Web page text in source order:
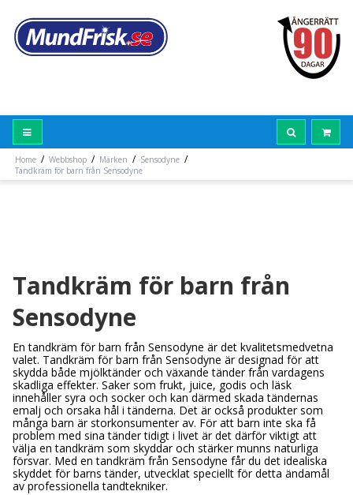
Home / Webbshop / Märken / Sensodyne /
Tandkräm för barn från Sensodyne
Tandkräm för barn från
Sensodyne
En tandkräm för barn från Sensodyne är det kvalitetsmedvetna
valet. Tandkräm för barn från Sensodyne är designad för att
skydda både mjölktänder och växande tänder från vardagens
skadliga effekter. Saker som frukt, juice, godis och läsk
innehåller syra och socker och kan därmed skada tändernas
emalj och orsaka hål i tänderna. Det är också produkter som
många barn är storkonsumenter av. För att barn inte ska få
problem med sina tänder tidigt i livet är det därför viktigt att
välja en tandkräm som skyddar och stärker munns naturliga
försvar. Med en tandkräm från Sensodyne får du det idealiska
skyddet för barns tänder, utvecklat speciellt för detta ändamål
av professionella tandtekniker.